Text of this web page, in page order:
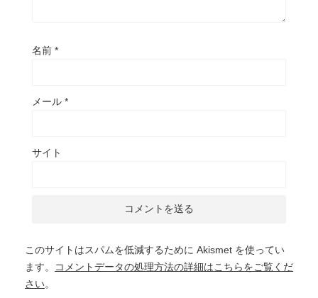
名前 *
メール *
サイト
このサイトはスパムを低減するために Akismet を使ってい
ます。
コメントデータの処理方法の詳細はこちらをご覧くだ
さい。